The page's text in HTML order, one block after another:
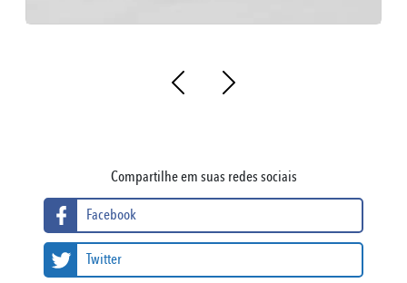
Compartilhe em suas redes sociais
Facebook
Twitter